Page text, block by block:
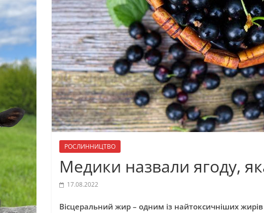
РОСЛИННИЦТВО
Медики назвали ягоду,
17.08.2022
Вісцеральний жир – одним із найтоксичніших